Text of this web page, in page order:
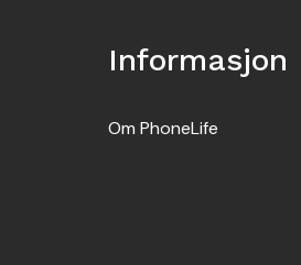
Informasjon
Om PhoneLife